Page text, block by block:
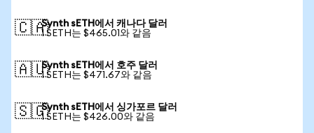
🇨🇦Synth sETH에서 캐나다 달러
1 SETH는 $465.01와 같음
🇦🇺Synth sETH에서 호주 달러
1 SETH는 $471.67와 같음
🇸🇬Synth sETH에서 싱가포르 달러
1 SETH는 $426.00와 같음